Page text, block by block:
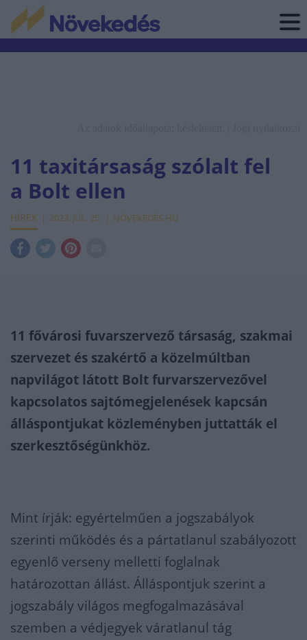
11 taxitársaság szólalt fel
a Bolt ellen
HÍREK 2023. JÚL. 25. NÖVEKEDÉS.HU
11 fővárosi fuvarszervező társaság, szakmai
szervezet és szakértő a közelmúltban
napvilágot látott Bolt furvarszervezővel
kapcsolatos sajtómegjelenések kapcsán
álláspontjukat közleményben juttatták el
szerkesztőségünkhöz.
Mint írják: egyértelműen a jogszabályok
szerinti működés és a pártatlanul szabályozott
egyenlő verseny melletti foglalnak
határozottan állást. Álláspontjuk szerint a
jogszabály világos megfogalmazásával
szemben a védjegyek váratlanul tág